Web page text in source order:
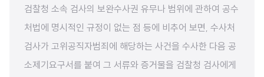
검찰청 소속 검사의 보완수사권 유무나 범위에 관하여 공수
처법에 명시적인 규정이 없는 점 등에 비추어 보면, 수사처
검사가 고위공직자범죄에 해당하는 사건을 수사한 다음 공
소제기요구서를 붙여 그 서류와 증거물을 검찰청 검사에게